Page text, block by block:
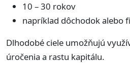
10 – 30 rokov
napríklad dôchodok alebo
Dlhodobé ciele umožňujú
úročenia a rastu kapitálu.